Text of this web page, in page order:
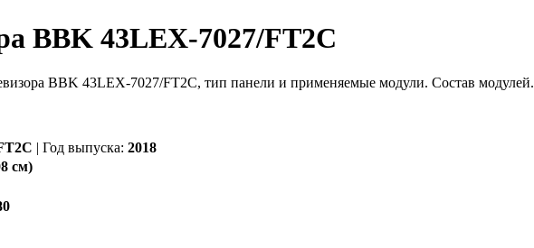
BBK 43LEX-7027/FT2C
BBK 43LEX-7027/FT2C, тип панели и применяемые модули. Состав модулей.
| Год выпуска: 2018
см)